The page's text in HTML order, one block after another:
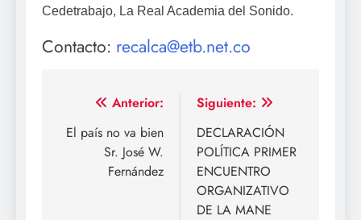
Cedetrabajo, La Real Academia del Sonido.
Contacto: recalca@etb.net.co
Navegación
de
entradas
Anterior:
El país no va bien
Sr. José W.
Fernández
Siguiente:
DECLARACIÓN
POLÍTICA PRIMER
ENCUENTRO
ORGANIZATIVO
DE LA MANE